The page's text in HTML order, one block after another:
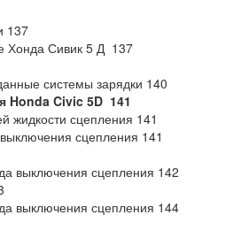
137
Хонда Сивик 5 Д 137
системы зарядки 140
Honda Civic 5D 141
жидкости сцепления 141
сцепления 141
выключения сцепления 142
выключения сцепления 144